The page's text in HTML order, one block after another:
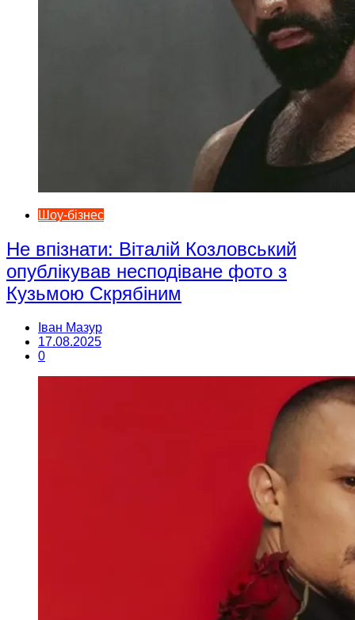
Шоу-бізнес
Не впізнати: Віталій Козловський
опублікував несподіване фото з
Кузьмою Скрябіним
Іван Мазур
17.08.2025
0